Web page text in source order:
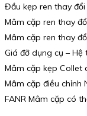
Đầu kẹp ren thay
Mâm cặp ren thay
Mâm cặp ren thay
Giá đỡ dụng cụ – Hệ
Mâm cặp kẹp Collet
Mâm cặp điều chỉnh
FANR Mâm cặp có